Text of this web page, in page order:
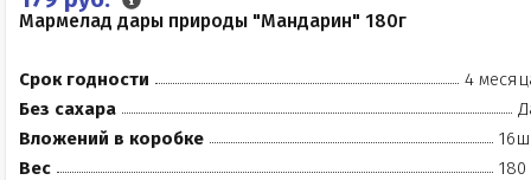
Мармелад дары природы "Мандарин" 180г
Срок годности
4
Без сахара
Вложений в коробке
Вес
180